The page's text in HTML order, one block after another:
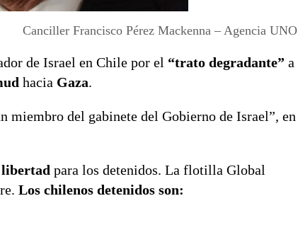
Canciller Francisco Pérez Mackenna – Agencia UNO
de Israel en Chile por el “trato degradante” a
hacia Gaza.
del gabinete del Gobierno de Israel”, en
para los detenidos. La flotilla Global
Los chilenos detenidos son: